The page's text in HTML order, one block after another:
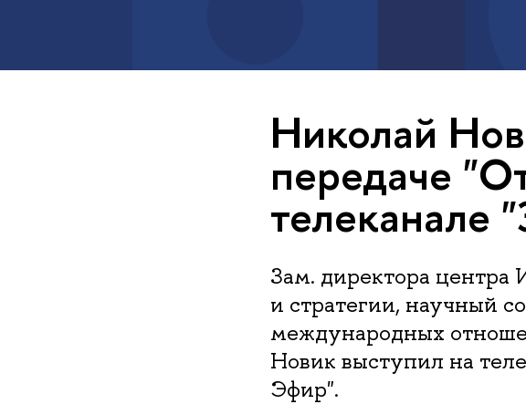
Николай
передаче
телеканале
Зам. директора центра
и стратегии, научный
международных
Новик выступил на
Эфир".